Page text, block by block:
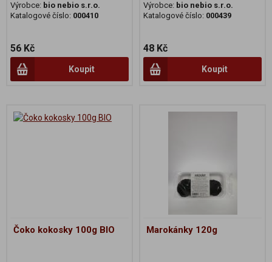
Výrobce: bio nebio s.r.o.
Katalogové číslo: 000410
56 Kč
Koupit
Výrobce: bio nebio s.r.o.
Katalogové číslo: 000439
48 Kč
Koupit
Čoko kokosky 100g BIO Marokánky 120g